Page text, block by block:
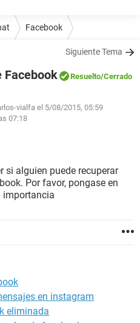
Facebook
Siguiente Tema
Facebook Resuelto/Cerrado
vialfa el 5/08/2015, 05:59
07:18
si alguien puede recuperar
Por favor, pongase en
importancia
en instagram
eliminada